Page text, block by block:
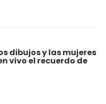
dibujos y las mujeres
vivo el recuerdo de